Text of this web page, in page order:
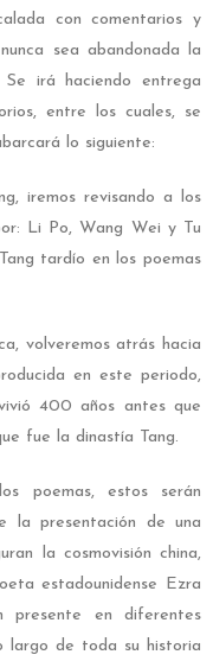
con comentarios y
sea abandonada la
Se irá haciendo entrega
entre los cuales, se
lo siguiente:
iremos revisando a los
Li Po, Wang Wei y Tu
tardío en los poemas
volveremos atrás hacia
en este periodo,
400 años antes que
fue la dinastía Tang.
poemas, estos serán
la presentación de una
la cosmovisión china,
estadounidense Ezra
presente en diferentes
largo de toda su historia